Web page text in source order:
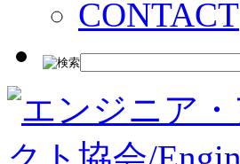
CONTACT